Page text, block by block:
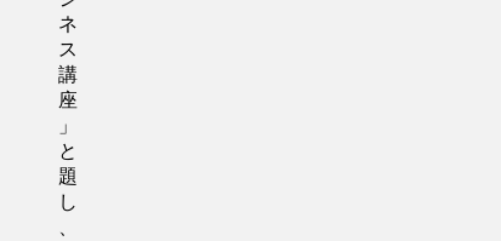
ネ
ス
講
座
」
と
題
し